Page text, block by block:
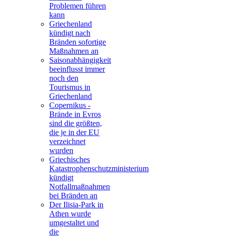
Problemen führen
kann
Griechenland
kündigt nach
Bränden sofortige
Maßnahmen an
Saisonabhängigkeit
beeinflusst immer
noch den
Tourismus in
Griechenland
Copernikus -
Brände in Evros
sind die größten,
die je in der EU
verzeichnet
wurden
Griechisches
Katastrophenschutzministerium
kündigt
Notfallmaßnahmen
bei Bränden an
Der Ilisia-Park in
Athen wurde
umgestaltet und
die